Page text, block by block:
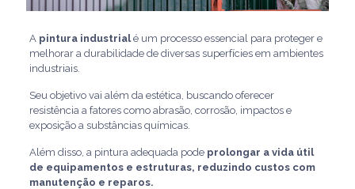
A pintura industrialé um processo essencial para proteger e
melhorar a durabilidade de diversas superfícies em ambientes
industriais.
Seu objetivo vai além da estética, buscando oferecer
resistência a fatores como abrasão, corrosão, impactos e
exposição a substâncias químicas.
Além disso, a pintura adequada pode prolongar a vida útil
de equipamentos e estruturas, reduzindo custos com
manutenção e reparos.